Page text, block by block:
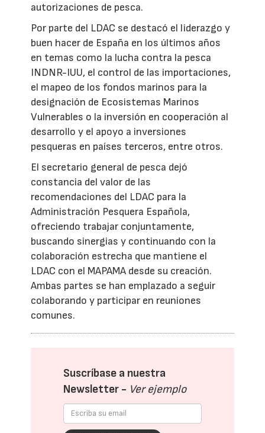
autorizaciones de pesca.
Por parte del LDAC se destacó el liderazgo y
buen hacer de España en los últimos años
en temas como la lucha contra la pesca
INDNR-IUU, el control de las importaciones,
el mapeo de los fondos marinos para la
designación de Ecosistemas Marinos
Vulnerables o la inversión en cooperación al
desarrollo y el apoyo a inversiones
pesqueras en países terceros, entre otros.
El secretario general de pesca dejó
constancia del valor de las
recomendaciones del LDAC para la
Administración Pesquera Española,
ofreciendo trabajar conjuntamente,
buscando sinergias y continuando con la
colaboración estrecha que mantiene el
LDAC con el MAPAMA desde su creación.
Ambas partes se han emplazado a seguir
colaborando y participar en reuniones
comunes.
Suscríbase a nuestra
Newsletter - Ver ejemplo